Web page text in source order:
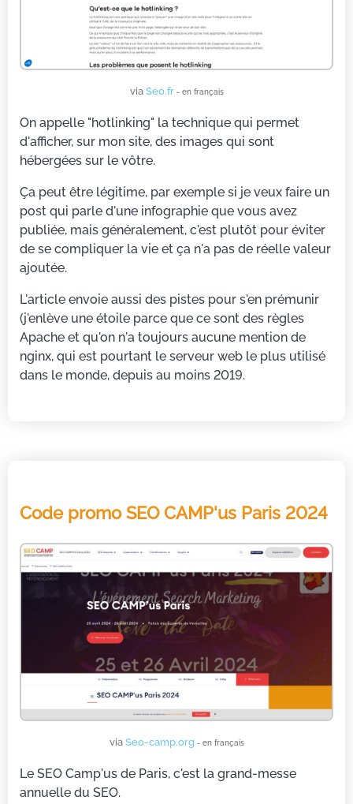
via Seo.fr - en français
On appelle "hotlinking" la technique qui permet
d'afficher, sur mon site, des images qui sont
hébergées sur le vôtre.
Ça peut être légitime, par exemple si je veux faire un
post qui parle d'une infographie que vous avez
publiée, mais généralement, c'est plutôt pour éviter
de se compliquer la vie et ça n'a pas de réelle valeur
ajoutée.
L'article envoie aussi des pistes pour s'en prémunir
(j'enlève une étoile parce que ce sont des règles
Apache et qu'on n'a toujours aucune mention de
nginx, qui est pourtant le serveur web le plus utilisé
dans le monde, depuis au moins 2019.
Code promo SEO CAMP'us Paris 2024
via Seo-camp.org - en français
Le SEO Camp'us de Paris, c'est la grand-messe
annuelle du SEO.